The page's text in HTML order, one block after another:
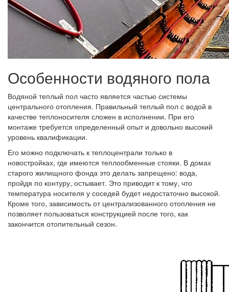
Особенности водяного пола
Водяной теплый пол часто является частью системы
центрального отопления. Правильный теплый пол с водой в
качестве теплоносителя сложен в исполнении. При его
монтаже требуется определенный опыт и довольно высокий
уровень квалификации.
Его можно подключать к теплоцентрали только в
новостройках, где имеются теплообменные стояки. В домах
старого жилищного фонда это делать запрещено: вода,
пройдя по контуру, остывает. Это приводит к тому, что
температура носителя у соседей будет недостаточно высокой.
Кроме того, зависимость от централизованного отопления не
позволяет пользоваться конструкцией после того, как
закончится отопительный сезон.